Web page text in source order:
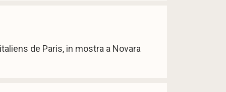
de Paris, in mostra a Novara